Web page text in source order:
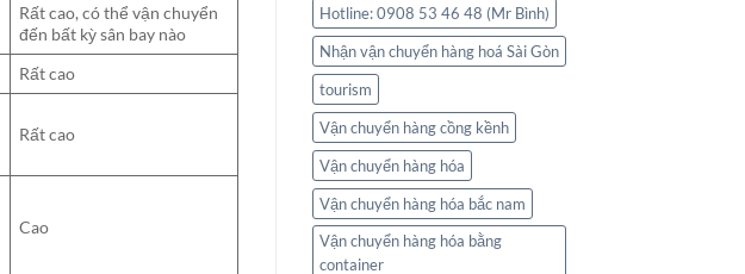
Rất cao, có thể vận chuyển
đến bất kỳ sân bay nào
Rất cao
Rất cao
Cao
Hotline: 0908 53 46 48 (Mr Bình)
Nhận vận chuyển hàng hoá Sài Gòn
tourism
Vận chuyển hàng cồng kềnh
Vận chuyển hàng hóa
Vận chuyển hàng hóa bắc nam
Vận chuyển hàng hóa bằng
container